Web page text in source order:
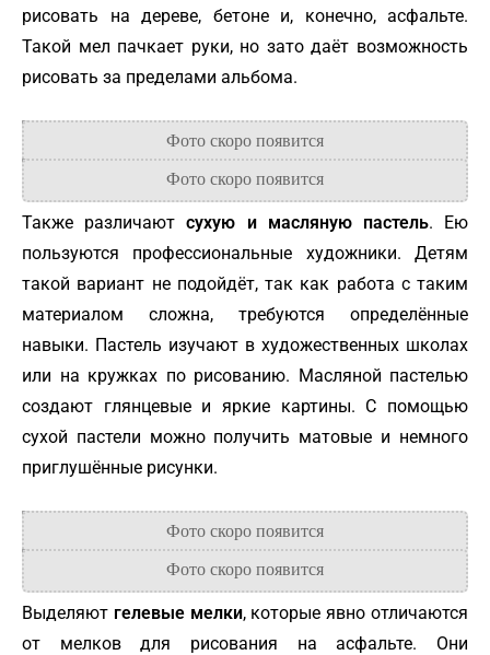
рисовать на дереве, бетоне и, конечно, асфальте.
Такой мел пачкает руки, но зато даёт возможность
рисовать за пределами альбома.
Также различаютсухую и масляную пастель. Ею
пользуются профессиональные художники. Детям
такой вариант не подойдёт, так как работа с таким
материалом сложна, требуются определённые
навыки. Пастель изучают в художественных школах
или на кружках по рисованию. Масляной пастелью
создают глянцевые и яркие картины. С помощью
сухой пастели можно получить матовые и немного
приглушённые рисунки.
Выделяют гелевые мелки, которые явно отличаются
от мелков для рисования на асфальте. Они